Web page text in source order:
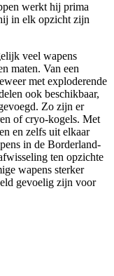
werkt hij prima
in elk opzicht zijn
veel wapens
maten. Van een
met exploderende
ook beschikbaar,
Zo zijn er
of cryo-kogels. Met
en zelfs uit elkaar
in de Borderland-
ten opzichte
wapens sterker
gevoelig zijn voor